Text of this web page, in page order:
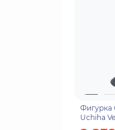
Фигурка
Uchiha